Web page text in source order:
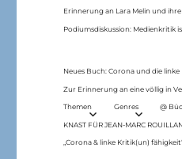
Erinnerung an Lara Melin und
Podiumsdiskussion: Medienkritik
Neues Buch: Corona und die
Zur Erinnerung an eine völlig in
Themen Genres @
KNAST FÜR JEAN-MARC
„Corona & linke Kritik(un)